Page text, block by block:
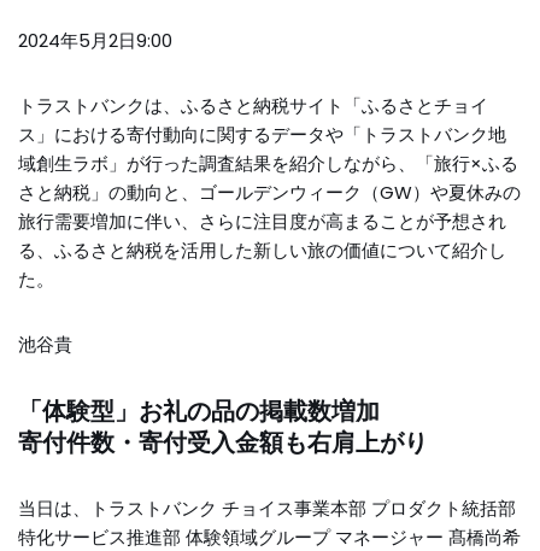
2024年5月2日9:00
トラストバンクは、ふるさと納税サイト「ふるさとチョイ
ス」における寄付動向に関するデータや「トラストバンク地
域創生ラボ」が行った調査結果を紹介しながら、「旅行×ふる
さと納税」の動向と、ゴールデンウィーク（GW）や夏休みの
旅行需要増加に伴い、さらに注目度が高まることが予想され
る、ふるさと納税を活用した新しい旅の価値について紹介し
た。
池谷貴
「体験型」お礼の品の掲載数増加
寄付件数・寄付受入金額も右肩上がり
当日は、トラストバンク チョイス事業本部 プロダクト統括部
特化サービス推進部 体験領域グループ マネージャー 髙橋尚希